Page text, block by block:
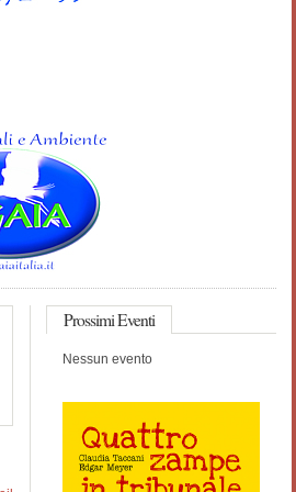
ProssimiEventi
Nessun evento